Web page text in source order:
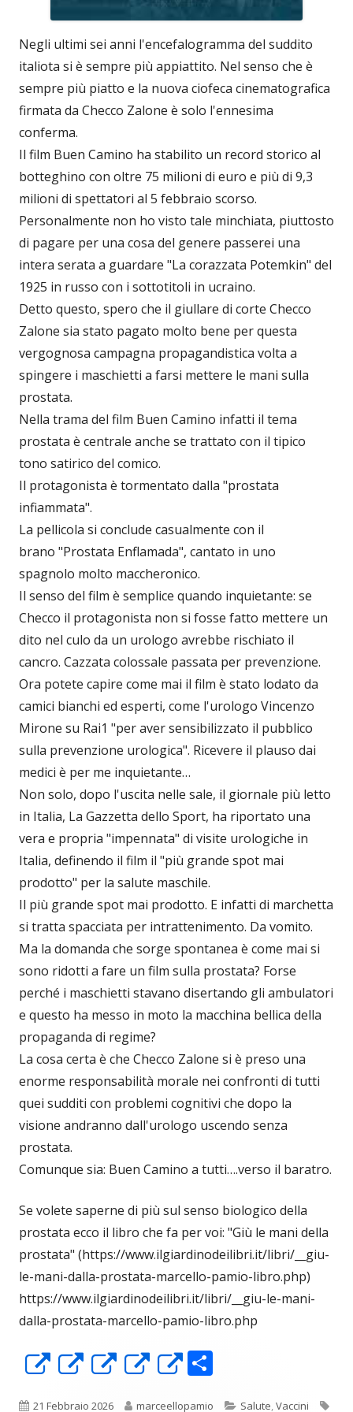
Negli ultimi sei anni l'encefalogramma del suddito
italiota si è sempre più appiattito. Nel senso che è
sempre più piatto e la nuova ciofeca cinematografica
firmata da Checco Zalone è solo l'ennesima
conferma.
Il film Buen Camino ha stabilito un record storico al
botteghino con oltre 75 milioni di euro e più di 9,3
milioni di spettatori al 5 febbraio scorso.
Personalmente non ho visto tale minchiata, piuttosto
di pagare per una cosa del genere passerei una
intera serata a guardare "La corazzata Potemkin" del
1925 in russo con i sottotitoli in ucraino.
Detto questo, spero che il giullare di corte Checco
Zalone sia stato pagato molto bene per questa
vergognosa campagna propagandistica volta a
spingere i maschietti a farsi mettere le mani sulla
prostata.
Nella trama del film Buen Camino infatti il tema
prostata è centrale anche se trattato con il tipico
tono satirico del comico.
Il protagonista è tormentato dalla "prostata
infiammata".
La pellicola si conclude casualmente con il
brano "Prostata Enflamada", cantato in uno
spagnolo molto maccheronico.
Il senso del film è semplice quando inquietante: se
Checco il protagonista non si fosse fatto mettere un
dito nel culo da un urologo avrebbe rischiato il
cancro. Cazzata colossale passata per prevenzione.
Ora potete capire come mai il film è stato lodato da
camici bianchi ed esperti, come l'urologo Vincenzo
Mirone su Rai1 "per aver sensibilizzato il pubblico
sulla prevenzione urologica". Ricevere il plauso dai
medici è per me inquietante…
Non solo, dopo l'uscita nelle sale, il giornale più letto
in Italia, La Gazzetta dello Sport, ha riportato una
vera e propria "impennata" di visite urologiche in
Italia, definendo il film il "più grande spot mai
prodotto" per la salute maschile.
Il più grande spot mai prodotto. E infatti di marchetta
si tratta spacciata per intrattenimento. Da vomito.
Ma la domanda che sorge spontanea è come mai si
sono ridotti a fare un film sulla prostata? Forse
perché i maschietti stavano disertando gli ambulatori
e questo ha messo in moto la macchina bellica della
propaganda di regime?
La cosa certa è che Checco Zalone si è preso una
enorme responsabilità morale nei confronti di tutti
quei sudditi con problemi cognitivi che dopo la
visione andranno dall'urologo uscendo senza
prostata.
Comunque sia: Buen Camino a tutti….verso il baratro.
Se volete saperne di più sul senso biologico della
prostata ecco il libro che fa per voi: "Giù le mani della
prostata" (https://www.ilgiardinodeilibri.it/libri/__giu-
le-mani-dalla-prostata-marcello-pamio-libro.php)
https://www.ilgiardinodeilibri.it/libri/__giu-le-mani-
dalla-prostata-marcello-pamio-libro.php
ApreApreApreApre
Apre
Pubblicato
21 Febbraio 2026 Autore
marceellopamio Categorie
Salute,Vaccini